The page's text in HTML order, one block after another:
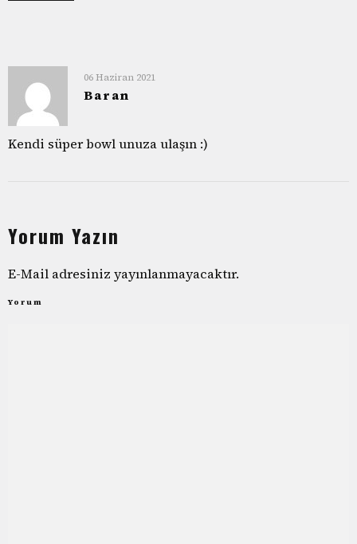
06 Haziran 2021
Baran
Kendi süper bowl unuza ulaşın :)
Yorum Yazın
E-Mail adresiniz yayınlanmayacaktır.
Yorum